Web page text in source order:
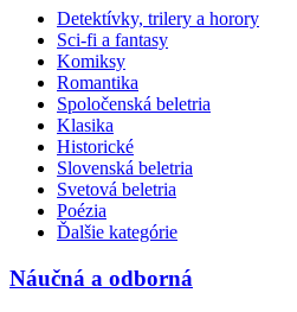
Detektívky, trilery a horory
Sci-fi a fantasy
Komiksy
Romantika
Spoločenská beletria
Klasika
Historické
Slovenská beletria
Svetová beletria
Poézia
Ďalšie kategórie
Náučná a odborná